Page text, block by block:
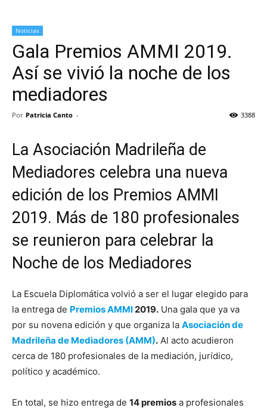
Noticias
Gala Premios AMMI 2019.
Así se vivió la noche de los
mediadores
Por Patricia Canto - 3388
La Asociación Madrileña de
Mediadores celebra una nueva
edición de los Premios AMMI
2019. Más de 180 profesionales
se reunieron para celebrar la
Noche de los Mediadores
La Escuela Diplomática volvió a ser el lugar elegido para
la entrega de Premios AMMI 2019. Una gala que ya va
por su novena edición y que organiza la Asociación de
Madrileña de Mediadores (AMM). Al acto acudieron
cerca de 180 profesionales de la mediación, jurídico,
político y académico.
En total, se hizo entrega de 14 premios a profesionales